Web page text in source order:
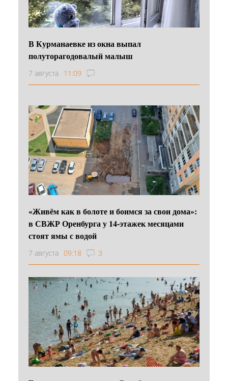
В Курманаевке из окна выпал
полуторагодовалый малыш
7 августа 11:09
«Живём как в болоте и боимся за свои дома»:
в СВЖР Оренбурга у 14-этажек месяцами
стоят ямы с водой
7 августа 09:18 3